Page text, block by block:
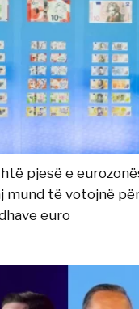
pjesë e
mund të votojnë
euro